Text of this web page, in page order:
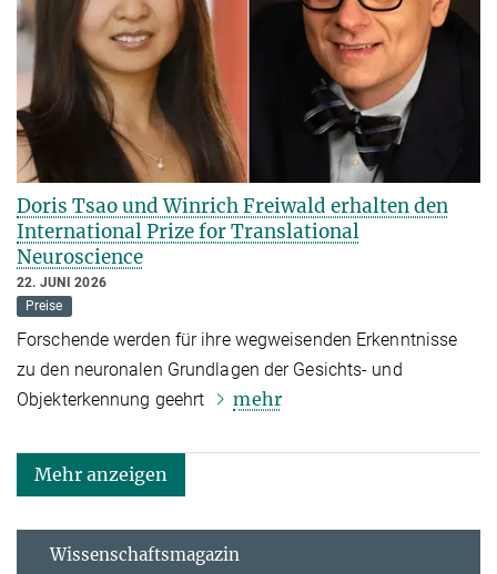
Doris Tsao und Winrich Freiwald erhalten den
International Prize for Translational
Neuroscience
22. JUNI 2026
Preise
Forschende werden für ihre wegweisenden Erkenntnisse
zu den neuronalen Grundlagen der Gesichts- und
Objekterkennung geehrt
mehr
Mehr anzeigen
Wissenschaftsmagazin